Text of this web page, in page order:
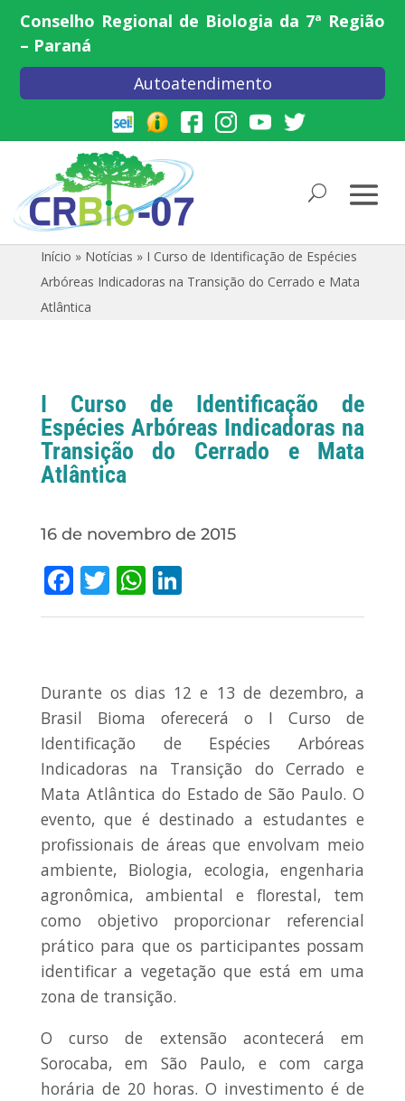
Conselho Regional de Biologia da 7ª Região
– Paraná
Autoatendimento
Início » Notícias » I Curso de Identificação de Espécies
Arbóreas Indicadoras na Transição do Cerrado e Mata
Atlântica
I Curso de Identificação de
Espécies Arbóreas Indicadoras na
Transição do Cerrado e Mata
Atlântica
16 de novembro de 2015
Facebook
Twitter
WhatsApp
LinkedIn
Durante os dias 12 e 13 de dezembro, a
Brasil Bioma oferecerá o I Curso de
Identificação de Espécies Arbóreas
Indicadoras na Transição do Cerrado e
Mata Atlântica do Estado de São Paulo. O
evento, que é destinado a estudantes e
profissionais de áreas que envolvam meio
ambiente, Biologia, ecologia, engenharia
agronômica, ambiental e florestal, tem
como objetivo proporcionar referencial
prático para que os participantes possam
identificar a vegetação que está em uma
zona de transição.
O curso de extensão acontecerá em
Sorocaba, em São Paulo, e com carga
horária de 20 horas. O investimento é de